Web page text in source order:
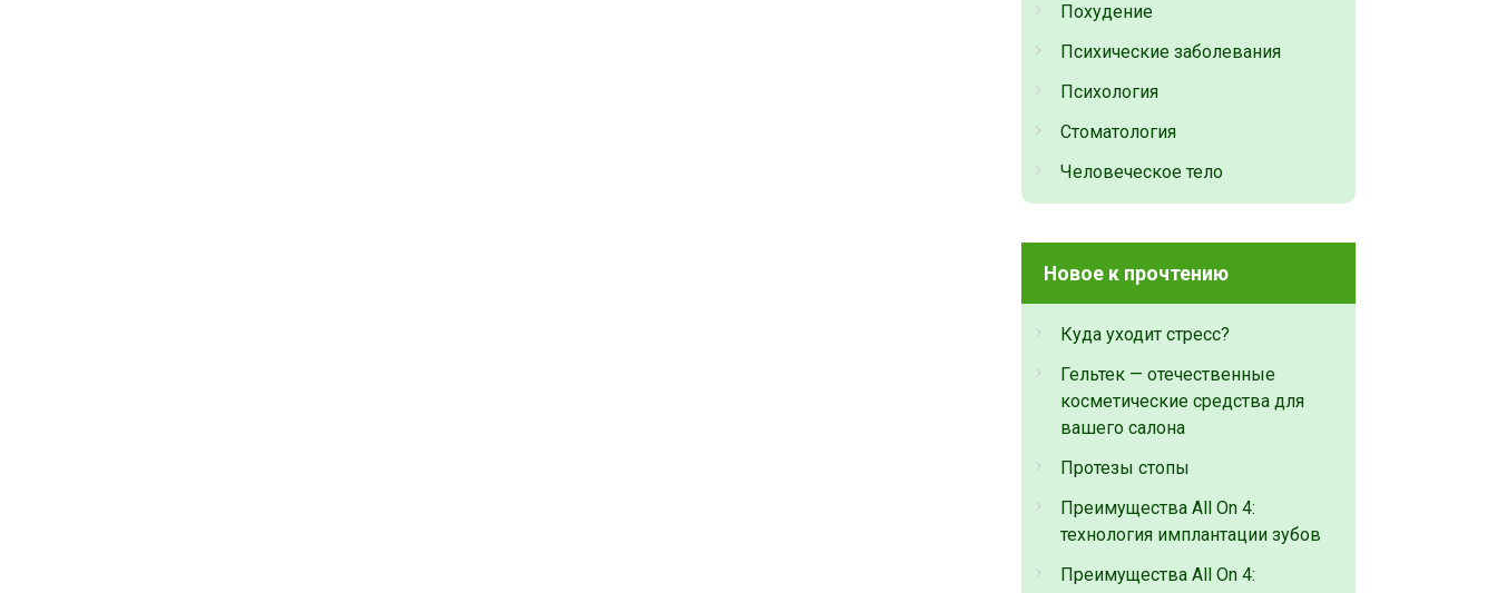
Похудение
Психические заболевания
Психология
Стоматология
Человеческое тело
Новое к прочтению
Куда уходит стресс?
Гельтек — отечественные
косметические средства для
вашего салона
Протезы стопы
Преимущества All On 4:
технология имплантации зубов
Преимущества All On 4: